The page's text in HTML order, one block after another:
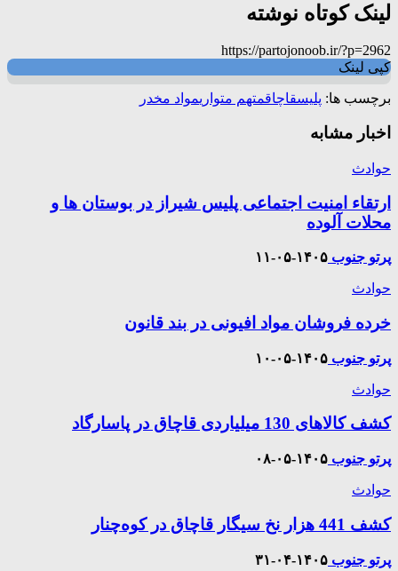
لینک کوتاه نوشته
https://partojonoob.ir/?p=2962
کپی لینک
برچسب ها: پلیسقاچاقمتهم متواریمواد مخدر
اخبار مشابه
حوادث
ارتقاء امنیت اجتماعی پلیس شیراز در بوستان ها و
محلات آلوده
پرتو جنوب ۱۴۰۵-۰۵-۱۱
حوادث
خرده فروشان مواد افیونی در بند قانون
پرتو جنوب ۱۴۰۵-۰۵-۱۰
حوادث
کشف کالاهای 130 میلیاردی قاچاق در پاسارگاد
پرتو جنوب ۱۴۰۵-۰۵-۰۸
حوادث
کشف 441 هزار نخ سیگار قاچاق در کوه‌چنار
پرتو جنوب ۱۴۰۵-۰۴-۳۱